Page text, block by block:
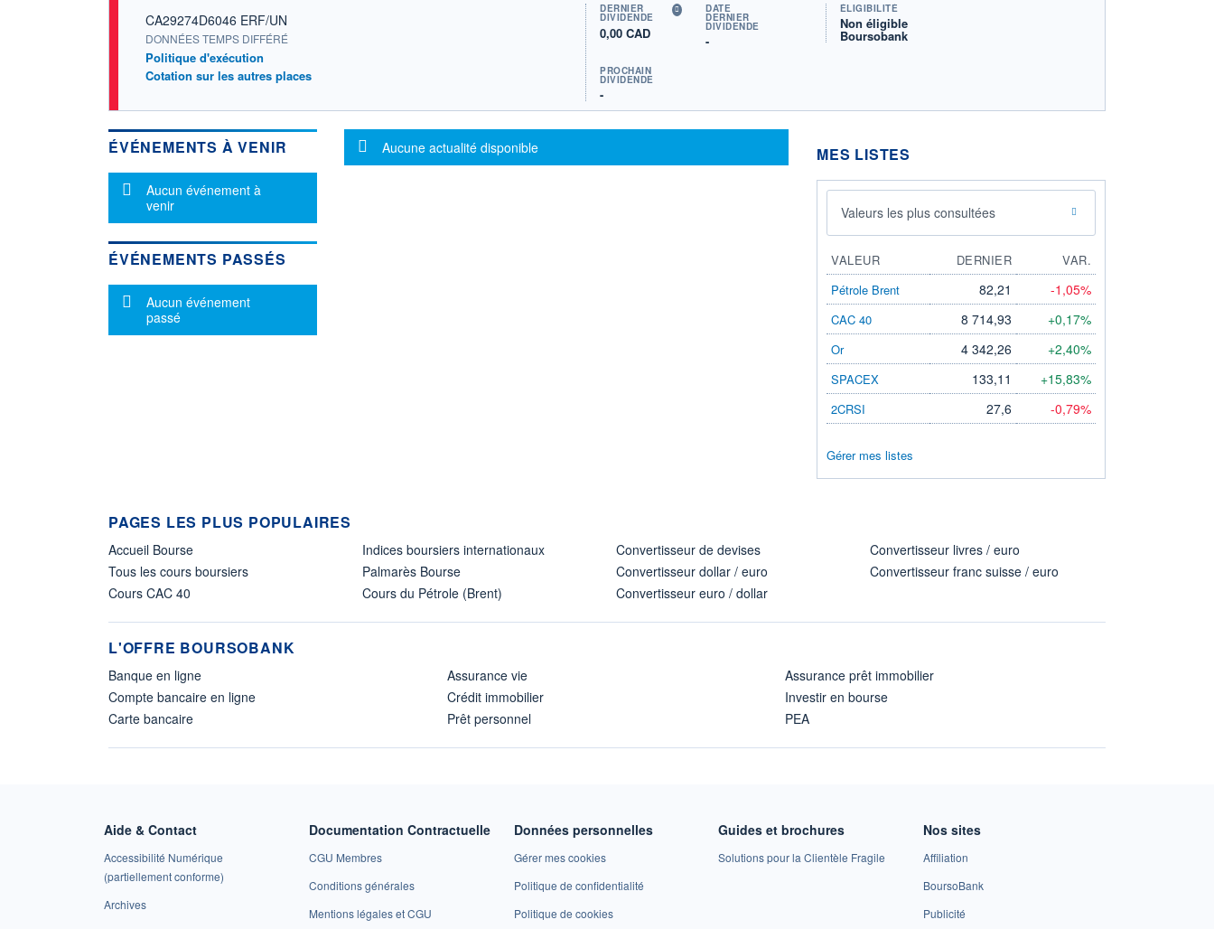
CA29274D6046 ERF/UN
DONNÉES TEMPS DIFFÉRÉ
Politique d'exécution
Cotation sur les autres places
DERNIER
DIVIDENDE
0,00 CAD
DATE
DERNIER
DIVIDENDE
-
PROCHAIN
DIVIDENDE
-
ÉLIGIBILITÉ
Non éligible
Boursobank
ÉVÉNEMENTS À VENIR
Message d'information
Aucun événement à
venir
ÉVÉNEMENTS PASSÉS
Message d'information
Aucun événement
passé
Message d'information
Aucune actualité disponible MES LISTES
Valeurs les plus consultées
VALEUR DERNIER
VAR.
Pétrole Brent
82,21 -1,05%
CAC 40 8 714,93 +0,17%
Or 4 342,26 +2,40%
SPACEX 133,11 +15,83%
2CRSI 27,6 -0,79%
Gérer mes listes
PAGES LES PLUS POPULAIRES
Accueil Bourse
Tous les cours boursiers
Cours CAC 40
Indices boursiers internationaux
Palmarès Bourse
Cours du Pétrole (Brent)
Convertisseur de devises
Convertisseur dollar / euro
Convertisseur euro / dollar
Convertisseur livres / euro
Convertisseur franc suisse / euro
L'OFFRE BOURSOBANK
Banque en ligne
Compte bancaire en ligne
Carte bancaire
Assurance vie
Crédit immobilier
Prêt personnel
Assurance prêt immobilier
Investir en bourse
PEA
Aide & Contact
Accessibilité Numérique
(partiellement conforme)
Archives
Documentation Contractuelle
CGU Membres
Conditions générales
Mentions légales et CGU
Données personnelles
Gérer mes cookies
Politique de confidentialité
Politique de cookies
Guides et brochures
Solutions pour la Clientèle Fragile
Nos sites
Affiliation
BoursoBank
Publicité